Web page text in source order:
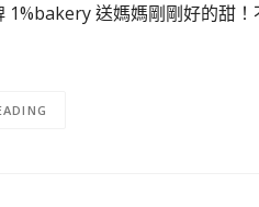
1%bakery 送媽媽剛剛好的甜